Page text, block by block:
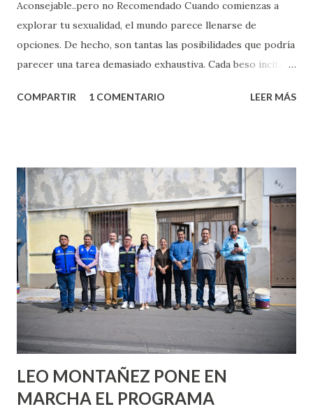
Aconsejable..pero no Recomendado Cuando comienzas a
explorar tu sexualidad, el mundo parece llenarse de
opciones. De hecho, son tantas las posibilidades que podría
parecer una tarea demasiado exhaustiva. Cada beso incita
partes de ti que jamás hubieras imaginado. El problema es
conoces ni la mitad de lo que deberías saber. Pero incluso
quienes ya han tenido relaciones sexuales no son expertos
o expertas en el tema. Siempre hay algo nuevo que
aprender y nuevas experiencias que conocer. Si eres una
chica y aún no has tenido relaciones sexuales, tal vez
pienses que el sexo será increíble y no puedas esperar para
experimentarlo, pero como cualquier persona con
experiencia te dirá, siempre es mejor cuando ambas partes
son suficientemen...
COMPARTIR 1 COMENTARIO LEER MÁS
LEO MONTAÑEZ PONE EN
MARCHA EL PROGRAMA